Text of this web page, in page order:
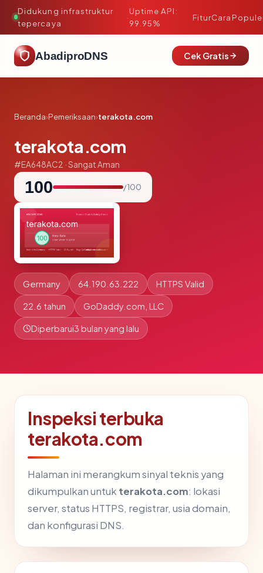
Didukung infrastruktur
tepercaya
·
Uptime API:
99.95%
FiturCara
AbadiproDNS Cek Gratis
Beranda›Pemeriksaan›terakota.com
terakota.com
#EA648AC2 · Sangat Aman
100 / 100
Germany 64.190.63.222 HTTPS Valid
22.6 tahun GoDaddy.com, LLC
Diperbarui3 bulan yang lalu
Inspeksi terbuka
terakota.com
Halaman ini merangkum sinyal teknis yang
dikumpulkan untuk terakota.com: lokasi
server, status HTTPS, registrar, usia domain,
dan konfigurasi DNS.